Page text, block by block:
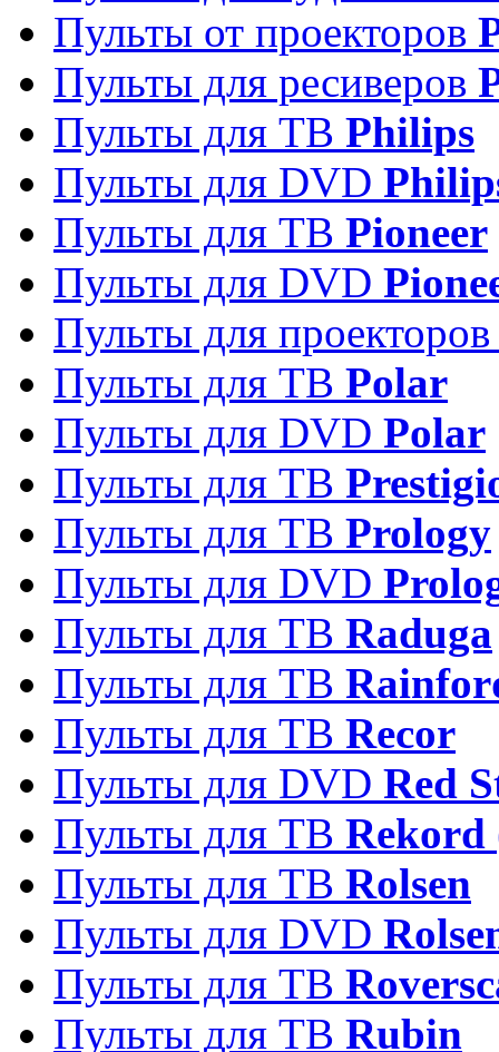
Пульты от проекторов
Пульты для ресиверов
Пульты для ТВ Philips
Пульты для DVD
Пульты для ТВ Pioneer
Пульты для DVD
Пульты для
Пульты для ТВ Polar
Пульты для DVD Polar
Пульты для ТВ
Пульты для ТВ Prology
Пульты для DVD
Пульты для ТВ Raduga
Пульты для ТВ
Пульты для ТВ Recor
Пульты для DVD Red
Пульты для ТВ Rekord
Пульты для ТВ Rolsen
Пульты для DVD
Пульты для ТВ
Пульты для ТВ Rubin